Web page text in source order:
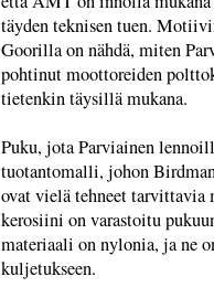
täyden teknisen tuen.
Goorilla on nähdä, miten
pohtinut moottoreiden
tietenkin täysillä mukana.
Puku, jota Parviainen
tuotantomalli, johon
ovat vielä tehneet tarvittavia
kerosiini on varastoitu
materiaali on nylonia, ja ne
kuljetukseen.